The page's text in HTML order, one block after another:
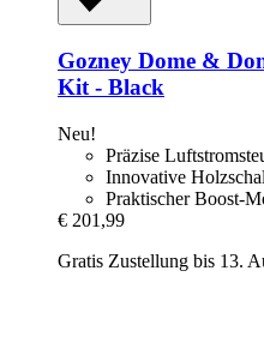
Gozney Dome &
Kit -​ Black
Neu!
Präzise
Innovative
Praktischer Boost-
€ 201,99
Gratis Zustellung bis 13.